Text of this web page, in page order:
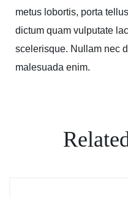
metus lobortis, porta
dictum quam vulputate
scelerisque. Nullam nec
malesuada enim.